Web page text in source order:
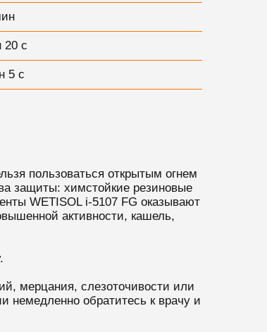
20 с
5 с
пользоваться открытым огнем
защиты: химстойкие резиновые
WETISOL i-5107 FG оказывают
активности, кашель,
мерцания, слезоточивости или
немедленно обратитесь к врачу и